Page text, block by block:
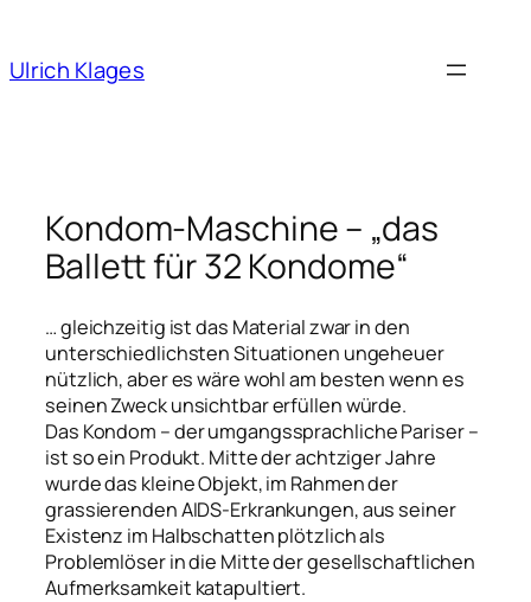
Ulrich Klages
Kondom-Maschine – „das
Ballett für 32 Kondome“
… gleichzeitig ist das Material zwar in den
unterschiedlichsten Situationen ungeheuer
nützlich, aber es wäre wohl am besten wenn es
seinen Zweck unsichtbar erfüllen würde.
Das Kondom – der umgangssprachliche Pariser –
ist so ein Produkt. Mitte der achtziger Jahre
wurde das kleine Objekt, im Rahmen der
grassierenden AIDS-Erkrankungen, aus seiner
Existenz im Halbschatten plötzlich als
Problemlöser in die Mitte der gesellschaftlichen
Aufmerksamkeit katapultiert.